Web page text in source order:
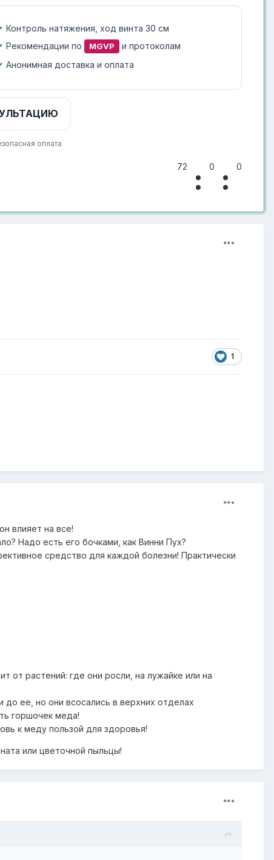
Контроль натяжения, ход винта 30 см
Рекомендации по MGVP
и протоколам
Анонимная доставка и оплата
оплата
0
0
72
1
влияет на все!
Надо есть его бочками, как Винни Пух?
средство для каждой болезни! Практически
от растений: где они росли, на лужайке или на
ее, но они всосались в верхних отделах
горшочек меда!
к меду пользой для здоровья!
или цветочной пыльцы!